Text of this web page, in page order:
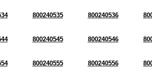
800240535 800240536
800240545 800240546
800240555 800240556